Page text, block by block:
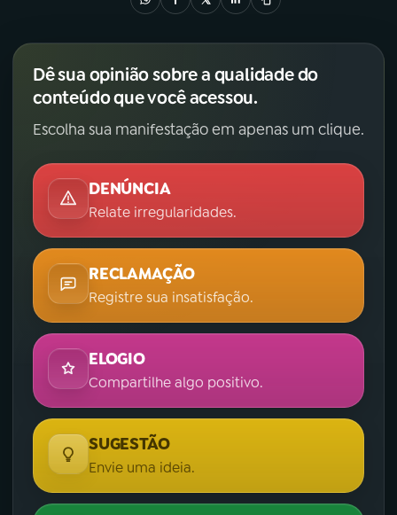
Dê sua opinião sobre a qualidade do
conteúdo que você acessou.
Escolha sua manifestação em apenas um clique.
DENÚNCIA
Relate irregularidades.
RECLAMAÇÃO
Registre sua insatisfação.
ELOGIO
Compartilhe algo positivo.
SUGESTÃO
Envie uma ideia.